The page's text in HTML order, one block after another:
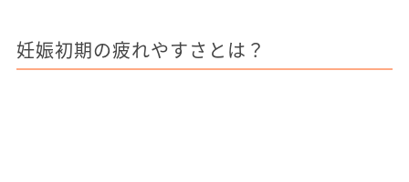
妊娠初期の疲れやすさとは？